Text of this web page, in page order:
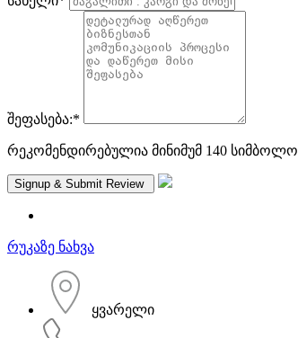
შეფასება:*
რეკომენდირებულია მინიმუმ 140 სიმბოლო
რუკაზე ნახვა
ყვარელი